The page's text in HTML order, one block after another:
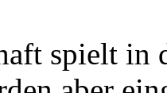
spielt in